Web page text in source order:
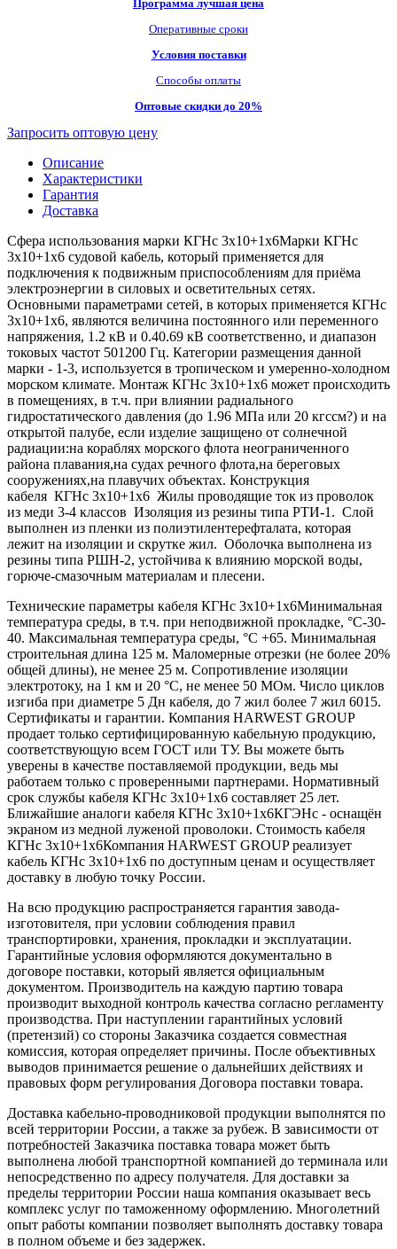
Программа лучшая цена
Оперативные сроки
Условия поставки
Способы оплаты
Оптовые скидки до 20%
Запросить оптовую цену
Описание
Характеристики
Гарантия
Доставка
Сфера использования марки КГНс 3х10+1х6Марки КГНс
3х10+1х6 судовой кабель, который применяется для
подключения к подвижным приспособлениям для приёма
электроэнергии в силовых и осветительных сетях.
Основными параметрами сетей, в которых применяется КГНс
3х10+1х6, являются величина постоянного или переменного
напряжения, 1.2 кВ и 0.40.69 кВ соответственно, и диапазон
токовых частот 501200 Гц. Категории размещения данной
марки - 1-3, используется в тропическом и умеренно-холодном
морском климате. Монтаж КГНс 3х10+1х6 может происходить
в помещениях, в т.ч. при влиянии радиального
гидростатического давления (до 1.96 МПа или 20 кгссм?) и на
открытой палубе, если изделие защищено от солнечной
радиации:на кораблях морского флота неограниченного
района плавания,на судах речного флота,на береговых
сооружениях,на плавучих объектах. Конструкция
кабеля КГНс 3х10+1х6 Жилы проводящие ток из проволок
из меди 3-4 классов Изоляция из резины типа РТИ-1. Слой
выполнен из пленки из полиэтилентерефталата, которая
лежит на изоляции и скрутке жил. Оболочка выполнена из
резины типа РШН-2, устойчива к влиянию морской воды,
горюче-смазочным материалам и плесени.
Технические параметры кабеля КГНс 3х10+1х6Минимальная
температура среды, в т.ч. при неподвижной прокладке, °С-30-
40. Максимальная температура среды, °С +65. Минимальная
строительная длина 125 м. Маломерные отрезки (не более 20%
общей длины), не менее 25 м. Сопротивление изоляции
электротоку, на 1 км и 20 °С, не менее 50 МОм. Число циклов
изгиба при диаметре 5 Дн кабеля, до 7 жил более 7 жил 6015.
Сертификаты и гарантии. Компания HARWEST GROUP
продает только сертифицированную кабельную продукцию,
соответствующую всем ГОСТ или ТУ. Вы можете быть
уверены в качестве поставляемой продукции, ведь мы
работаем только с проверенными партнерами. Нормативный
срок службы кабеля КГНс 3х10+1х6 составляет 25 лет.
Ближайшие аналоги кабеля КГНс 3х10+1х6КГЭНс - оснащён
экраном из медной луженой проволоки. Стоимость кабеля
КГНс 3х10+1х6Компания HARWEST GROUP реализует
кабель КГНс 3х10+1х6 по доступным ценам и осуществляет
доставку в любую точку России.
На всю продукцию распространяется гарантия завода-
изготовителя, при условии соблюдения правил
транспортировки, хранения, прокладки и эксплуатации.
Гарантийные условия оформляются документально в
договоре поставки, который является официальным
документом. Производитель на каждую партию товара
производит выходной контроль качества согласно регламенту
производства. При наступлении гарантийных условий
(претензий) со стороны Заказчика создается совместная
комиссия, которая определяет причины. После объективных
выводов принимается решение о дальнейших действиях и
правовых форм регулирования Договора поставки товара.
Доставка кабельно-проводниковой продукции выполнятся по
всей территории России, а также за рубеж. В зависимости от
потребностей Заказчика поставка товара может быть
выполнена любой транспортной компанией до терминала или
непосредственно по адресу получателя. Для доставки за
пределы территории России наша компания оказывает весь
комплекс услуг по таможенному оформлению. Многолетний
опыт работы компании позволяет выполнять доставку товара
в полном объеме и без задержек.